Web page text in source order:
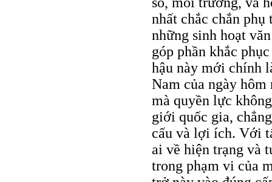
nhất chắc chắn
những sinh hoạt
góp phần khắc
hậu này mới chính
Nam của ngày
mà quyền lực
giới quốc gia,
cấu và lợi ích. Với
ai về hiện trạng và
trong phạm vi của